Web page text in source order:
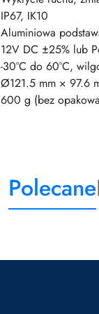
IP67, IK10
Aluminiowa
12V DC ±25% lub
-30°C do 60°C,
Ø121.5 mm × 97.6
600 g (bez
Produkty
o
Polecane
o